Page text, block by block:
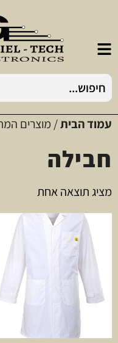
עמוד הבית/ מוצרים
חבילה
מציג תוצאה אחת